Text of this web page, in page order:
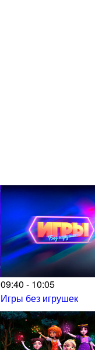
09:40 - 10:05
Игры без игрушек